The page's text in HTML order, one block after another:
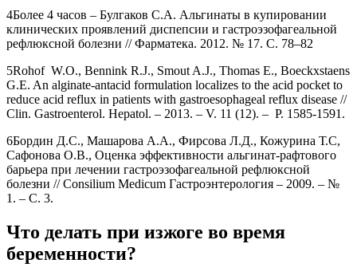
4Более 4 часов – Булгаков С.А. Альгинаты в купировании
клинических проявлений диспепсии и гастроэзофагеальной
рефлюксной болезни // Фарматека. 2012. № 17. С. 78–82
5Rohof W.O., Bennink R.J., Smout A.J., Thomas E., Boeckxstaens
G.E. An alginate-antacid formulation localizes to the acid pocket to
reduce acid reflux in patients with gastroesophageal reflux disease //
Clin. Gastroenterol. Hepatol. – 2013. – V. 11 (12). – P. 1585-1591.
6Бордин Д.С., Машарова А.А., Фирсова Л.Д., Кожурина Т.С,
Сафонова О.В., Оценка эффективности альгинат-рафтового
барьера при лечении гастроэзофагеальной рефлюксной
болезни // Consilium Medicum Гастроэнтерология – 2009. – №
1. – С. 3.
Что делать при изжоге во время
беременности?